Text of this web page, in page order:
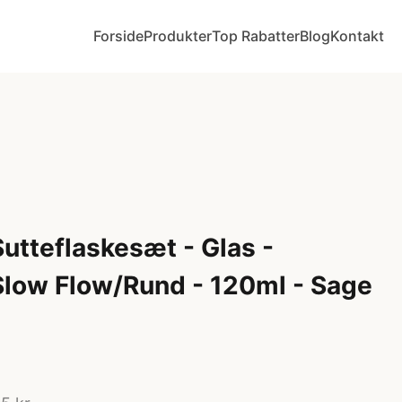
ForsideProdukterTop RabatterBlogKontakt
- Glas -
Flow/Rund - 120ml - Sage